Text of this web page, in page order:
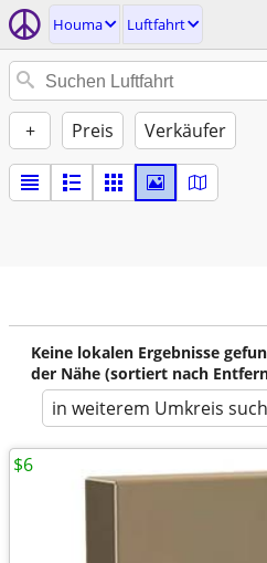
Houma Luftfahrt
+ Preis Verkäufer
Keine lokalen Ergebnisse
der Nähe (sortiert nach
in weiterem Umkreis
$6